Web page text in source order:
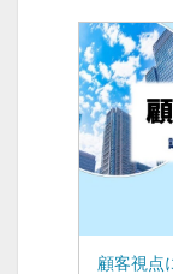
顧客視点